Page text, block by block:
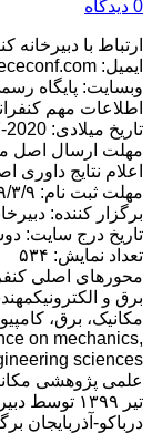
0 دیدگاه
ارتباط با دبیرخانه
ایمیل: info@mececonf.com
وبسایت: پایگاه
اطلاعات مهم کنفرانس
تاریخ میلادی: 2020-07-08
مهلت ارسال اصل مقاله:
اعلام نتایج داوری اصل
مهلت ثبت نام: ۱۳۹۹/۳/۹
برگزار کننده:
تاریخ درج سایت: دوشنبه، ۲۵
تعداد نمایش: ۵۳۴
محورهای اصلی
برق و
مکانیک، برق،
on mechanics,
تیر ۱۳۹۹
درباكو-آذربايجان